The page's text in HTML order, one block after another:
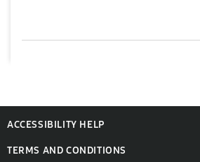
ACCESSIBILITY HELP
TERMS AND CONDITIONS